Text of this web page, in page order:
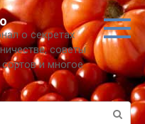
о секретах
советы
и многое